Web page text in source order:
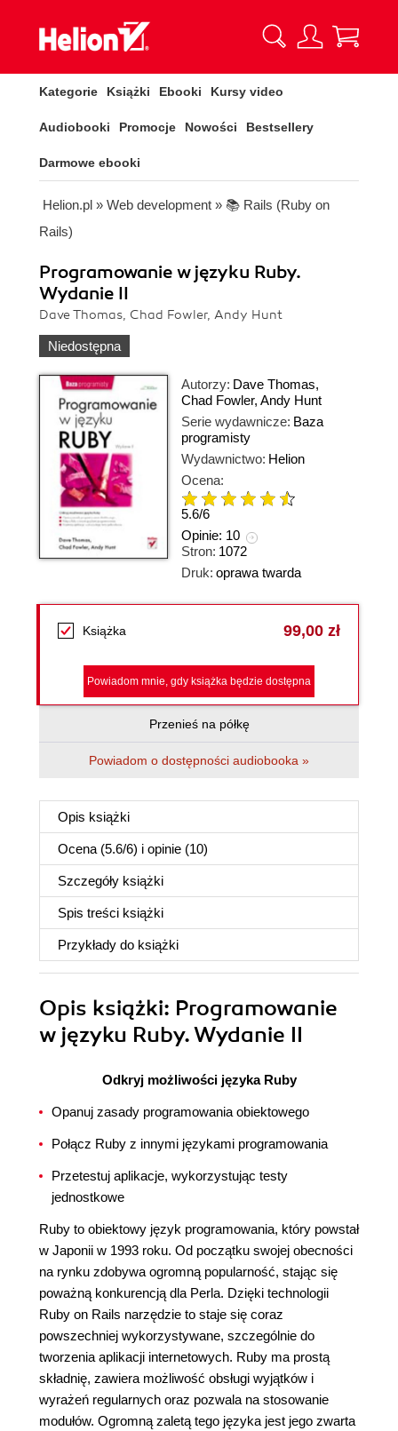
Kategorie Książki Ebooki Kursy video
Audiobooki Promocje Nowości Bestsellery
Darmowe ebooki
Helion.pl » Web development » 📚 Rails (Ruby on
Rails)
Programowanie w języku Ruby.
Wydanie II
Dave Thomas, Chad Fowler, Andy Hunt
Niedostępna
Autorzy: Dave Thomas,
Chad Fowler, Andy Hunt
Serie wydawnicze: Baza
programisty
Wydawnictwo: Helion
Ocena:
5.6/6
Opinie: 10
Stron: 1072
Druk: oprawa twarda
Książka 99,00 zł
Powiadom mnie, gdy książka będzie dostępna
Przenieś na półkę
Powiadom o dostępności audiobooka »
Opis książki
Ocena (5.6/6) i opinie (10)
Szczegóły książki
Spis treści książki
Przykłady do książki
Opis książki: Programowanie
w języku Ruby. Wydanie II
Odkryj możliwości języka Ruby
Opanuj zasady programowania obiektowego
Połącz Ruby z innymi językami programowania
Przetestuj aplikacje, wykorzystując testy
jednostkowe
Ruby to obiektowy język programowania, który powstał
w Japonii w 1993 roku. Od początku swojej obecności
na rynku zdobywa ogromną popularność, stając się
poważną konkurencją dla Perla. Dzięki technologii
Ruby on Rails narzędzie to staje się coraz
powszechniej wykorzystywane, szczególnie do
tworzenia aplikacji internetowych. Ruby ma prostą
składnię, zawiera możliwość obsługi wyjątków i
wyrażeń regularnych oraz pozwala na stosowanie
modułów. Ogromną zaletą tego języka jest jego zwarta